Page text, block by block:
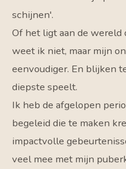
schijnen'.
Of het ligt aan de
weet ik niet, maar mijn
eenvoudiger. En blijken
diepste speelt.
Ik heb de afgelopen
begeleid die te maken
impactvolle
veel mee met mijn